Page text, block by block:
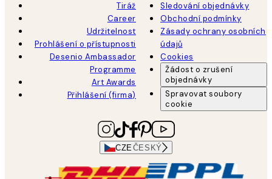
Tiráž
Career
Udržitelnost
Prohlášení o přístupnosti
Desenio Ambassador
Programme
Art Awards
Přihlášení (firma)
Sledování objednávky
Obchodní podmínky
Zásady ochrany osobních
údajů
Cookies
Žádost o zrušení
objednávky
Spravovat soubory
cookie
CZE ČESKÝ